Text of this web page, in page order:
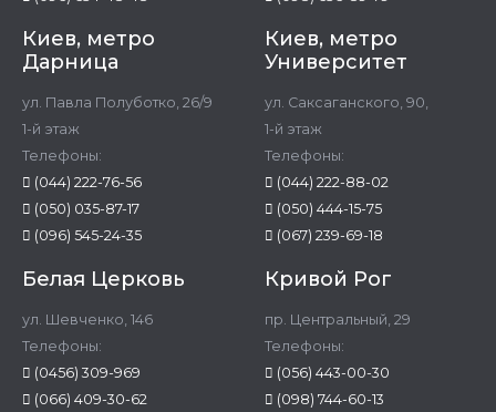
Киев, метро
Дарница
ул. Павла Полуботко, 26/9
1-й этаж
Телефоны:
(044) 222-76-56
(050) 035-87-17
(096) 545-24-35
Киев, метро
Университет
ул. Саксаганского, 90,
1-й этаж
Телефоны:
(044) 222-88-02
(050) 444-15-75
(067) 239-69-18
Белая Церковь
ул. Шевченко, 146
Телефоны:
(0456) 309-969
(066) 409-30-62
Кривой Рог
пр. Центральный, 29
Телефоны:
(056) 443-00-30
(098) 744-60-13